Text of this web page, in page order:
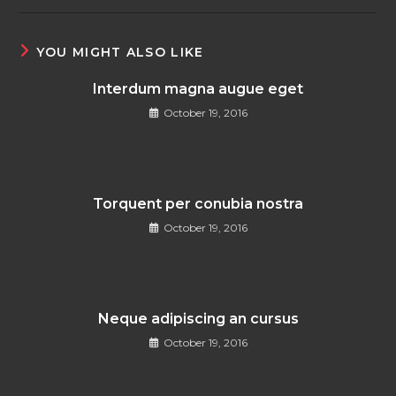
YOU MIGHT ALSO LIKE
Interdum magna augue eget
October 19, 2016
Torquent per conubia nostra
October 19, 2016
Neque adipiscing an cursus
October 19, 2016